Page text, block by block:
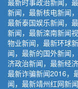
新闻，最新核电新闻
最新泰国娱乐新闻，
新闻，最新滦南新闻
物业新闻，最新环球
闻，最新的国外新闻
济政治新闻，最新经
最新诈骗新闻2016，
闻，最新靖州红网新